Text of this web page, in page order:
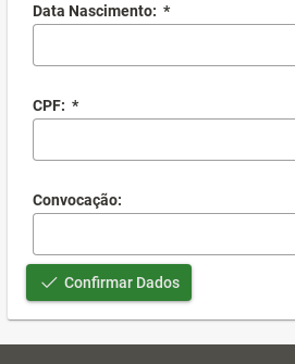
Data Nascimento: *
CPF: *
Convocação:
Confirmar Dados